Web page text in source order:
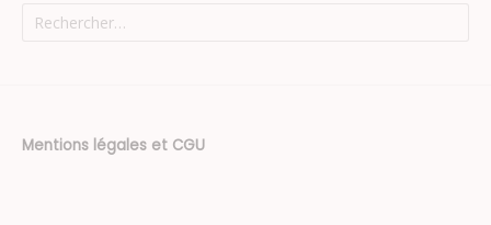
Rechercher :
Mentions légales et CGU